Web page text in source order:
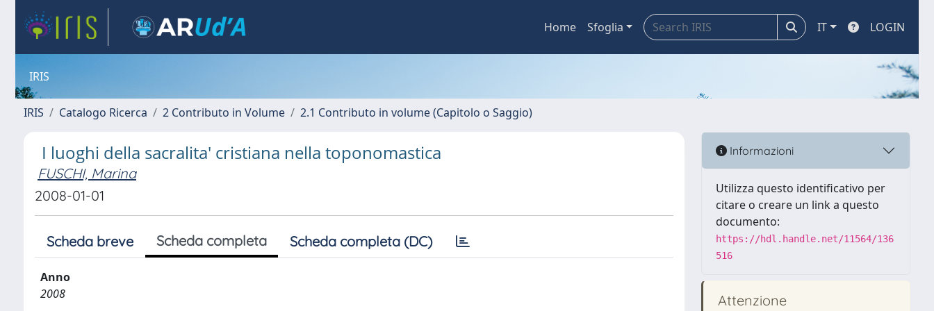
Home Sfoglia IT LOGIN
IRIS
IRIS Catalogo Ricerca 2 Contributo in Volume 2.1 Contributo in volume (Capitolo o Saggio)
I luoghi della sacralita' cristiana nella toponomastica
FUSCHI, Marina
2008-01-01
Scheda breve Scheda completa Scheda completa (DC)
Anno
2008
Informazioni
Utilizza questo identificativo per
citare o creare un link a questo
documento:
https://hdl.handle.net/11564/136
516
Attenzione